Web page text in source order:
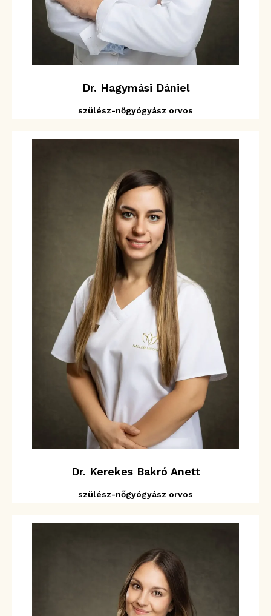
Dr. Hagymási Dániel
szülész-nőgyógyász orvos
Dr. Kerekes Bakró Anett
szülész-nőgyógyász orvos